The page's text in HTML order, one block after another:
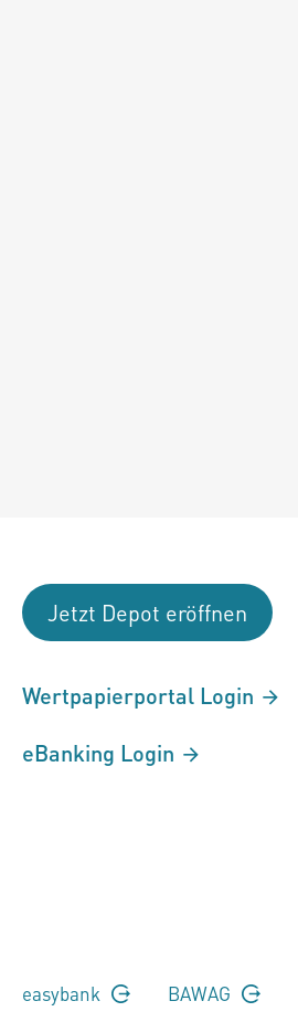
Jetzt Depot eröffnen
Wertpapierportal Login
eBanking Login
easybank BAWAG